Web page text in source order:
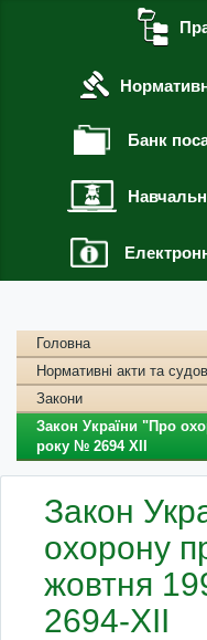
Банк
Головна
Нормативні акти та
Закони
Закон України "Про
року № 2694 XII
Закон
охорону
жовтня
2694-XII